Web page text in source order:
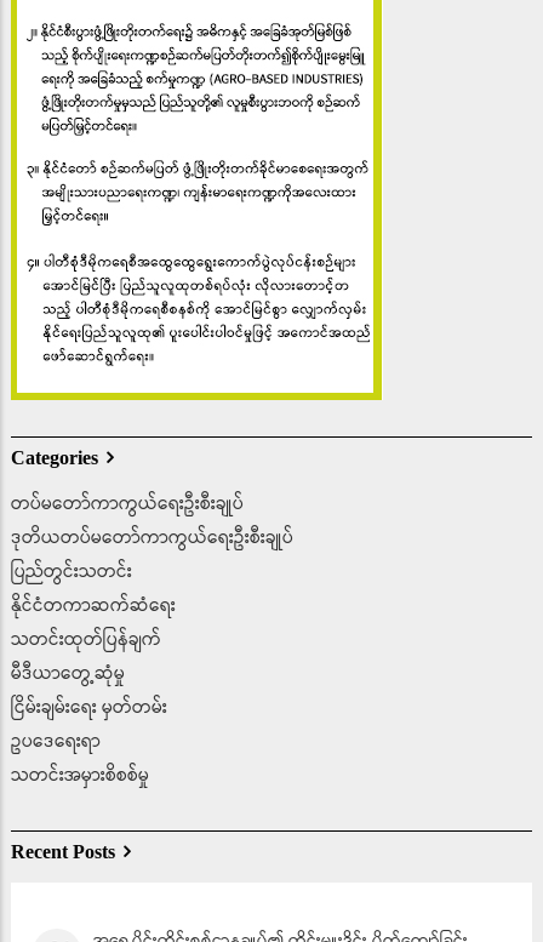
Categories
တပ်မတော်ကာကွယ်ရေးဦးစီးချုပ်
ဒုတိယတပ်မတော်ကာကွယ်ရေးဦးစီးချုပ်
ပြည်တွင်းသတင်း
နိုင်ငံတကာဆက်ဆံရေး
သတင်းထုတ်ပြန်ချက်
မီဒီယာတွေ့ဆုံမှု
ငြိမ်းချမ်းရေး မှတ်တမ်း
ဥပ‌ဒေရေးရာ
သတင်းအမှားစိစစ်မှု
Recent Posts